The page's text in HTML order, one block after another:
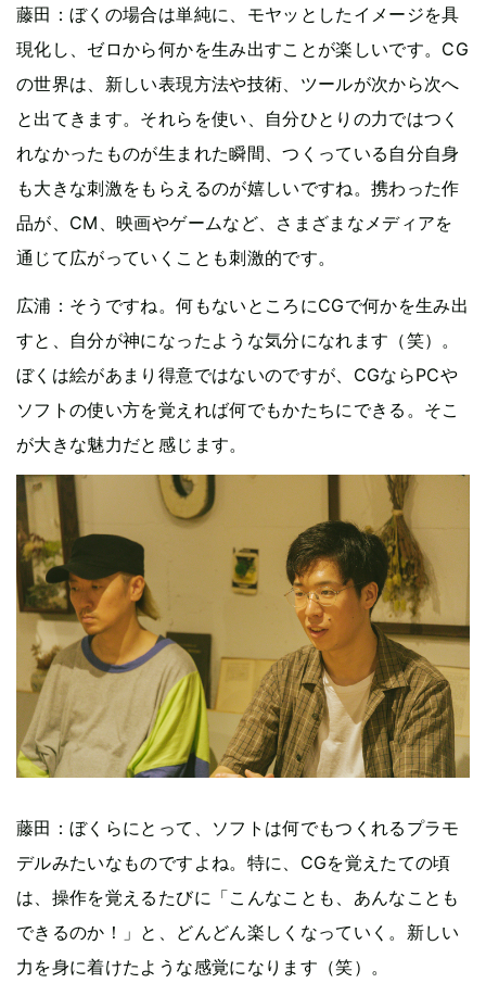
藤田：ぼくの場合は単純に、モヤッとしたイメージを具
現化し、ゼロから何かを生み出すことが楽しいです。CG
の世界は、新しい表現方法や技術、ツールが次から次へ
と出てきます。それらを使い、自分ひとりの力ではつく
れなかったものが生まれた瞬間、つくっている自分自身
も大きな刺激をもらえるのが嬉しいですね。携わった作
品が、CM、映画やゲームなど、さまざまなメディアを
通じて広がっていくことも刺激的です。
広浦：そうですね。何もないところにCGで何かを生み出
すと、自分が神になったような気分になれます（笑）。
ぼくは絵があまり得意ではないのですが、CGならPCや
ソフトの使い方を覚えれば何でもかたちにできる。そこ
が大きな魅力だと感じます。
藤田：ぼくらにとって、ソフトは何でもつくれるプラモ
デルみたいなものですよね。特に、CGを覚えたての頃
は、操作を覚えるたびに「こんなことも、あんなことも
できるのか！」と、どんどん楽しくなっていく。新しい
力を身に着けたような感覚になります（笑）。